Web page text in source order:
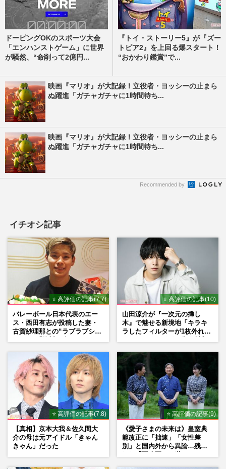
ドーピングOKのスポーツ大会
「エンハンストゲーム」に世界
が騒然、“命削って2億円...
『トイ・ストーリー5』が『ズー
トピア2』を上回る爆スタート！
“おかわり鑑賞”で...
映画『マリオ』が大記録！立役者・ヨッシーの止まら
ぬ躍進「ガチャガチャに1時間待ち...
映画『マリオ』が大記録！立役者・ヨッシーの止まら
ぬ躍進「ガチャガチャに1時間待ち...
Recommended by
イチオシ記事
⭐ 高評価の記事(7.7)
バレーボール日本代表のエー
ス・西田有志が投稿した妻・
古賀紗理那との“ラブラブショ
判殺到の理由
⭐ 高評価の記事(10)
山田涼介が『一次元の挿し
木』で魅せる新境地「キラキ
ラしたフィルターが1枚外れて
⭐ 高評価の記事(7.8)
【真相】京本大我＆佐久間大
介の母は元アイドル「きゃん
きゃん」だった
⭐ 高評価の記事(9)
《愛子さまの未来は》皇室典
範改正に「拙速」「女性差
別」と国内外から異論…残さ